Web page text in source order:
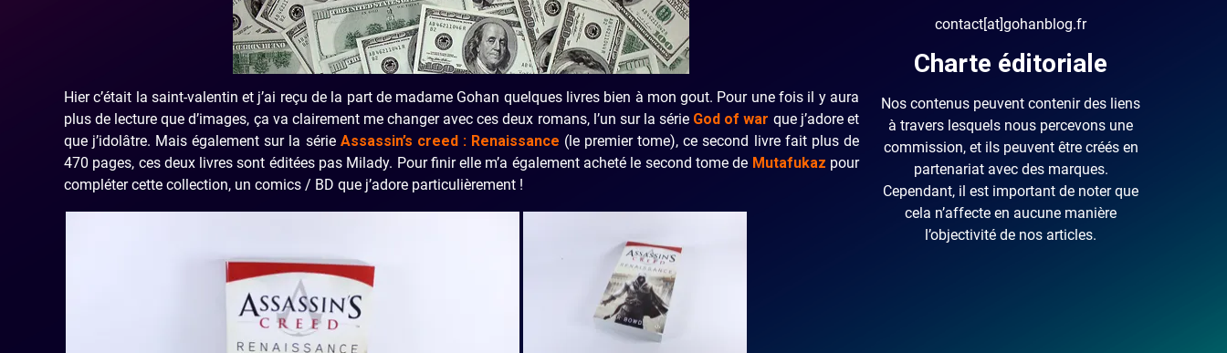
Hier c’était la saint-valentin et j’ai reçu de la part de madame Gohan quelques livres bien à mon gout. Pour une fois il y aura
plus de lecture que d’images, ça va clairement me changer avec ces deux romans, l’un sur la série God of war que j’adore et
que j’idolâtre. Mais également sur la série Assassin’s creed : Renaissance (le premier tome), ce second livre fait plus de
470 pages, ces deux livres sont éditées pas Milady. Pour finir elle m’a également acheté le second tome de Mutafukaz pour
compléter cette collection, un comics / BD que j’adore particulièrement !
contact[at]gohanblog.fr
Charte éditoriale
Nos contenus peuvent contenir des liens
à travers lesquels nous percevons une
commission, et ils peuvent être créés en
partenariat avec des marques.
Cependant, il est important de noter que
cela n’affecte en aucune manière
l’objectivité de nos articles.